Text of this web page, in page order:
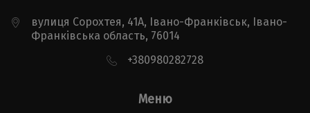
вулиця Сорохтея, 41А, Івано-Франківськ, Івано-
Франківська область, 76014
+380980282728
Меню